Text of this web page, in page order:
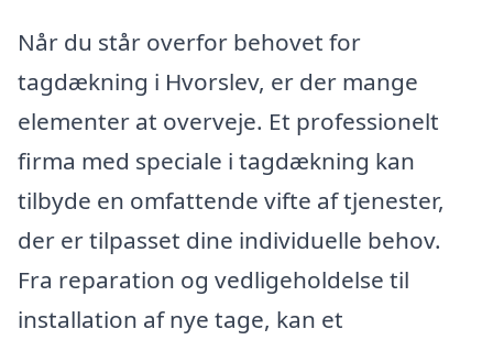
Når du står overfor behovet for
tagdækning i Hvorslev, er der mange
elementer at overveje. Et professionelt
firma med speciale i tagdækning kan
tilbyde en omfattende vifte af tjenester,
der er tilpasset dine individuelle behov.
Fra reparation og vedligeholdelse til
installation af nye tage, kan et